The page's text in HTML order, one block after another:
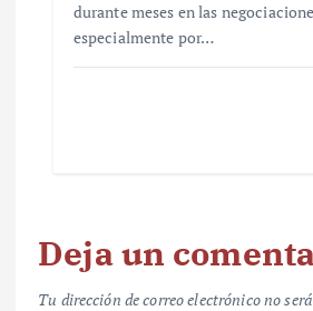
durante meses en las
especialmente por…
Deja un
Tu dirección de correo electrónico no